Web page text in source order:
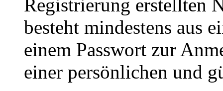
Registrierung erstellten
besteht mindestens aus
einem Passwort zur
einer persönlichen und